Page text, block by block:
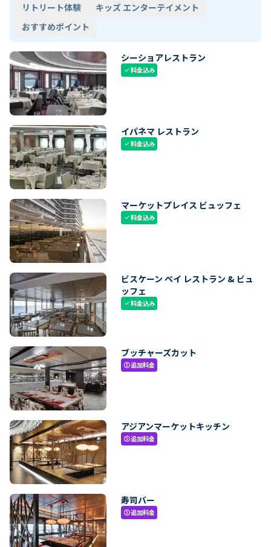
リトリート体験
キッズ エンターテイメント
おすすめポイント
シーショアレストラン
check料金込み
イパネマ レストラン
check料金込み
マーケットプレイス ビュッフェ
check料金込み
ビスケーン ベイ レストラン & ビュ
ッフェ
check料金込み
ブッチャーズカット
paid追加料金
アジアンマーケットキッチン
paid追加料金
寿司バー
paid追加料金